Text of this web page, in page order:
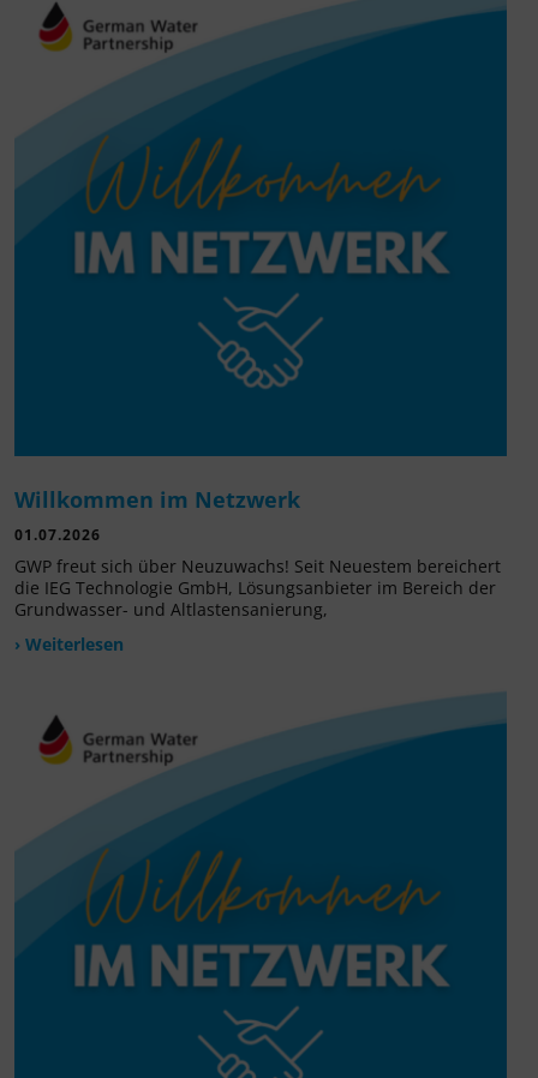
Willkommen im Netzwerk
01.07.2026
GWP freut sich über Neuzuwachs! Seit Neuestem bereichert
die IEG Technologie GmbH, Lösungsanbieter im Bereich der
Grundwasser- und Altlastensanierung,
› Weiterlesen